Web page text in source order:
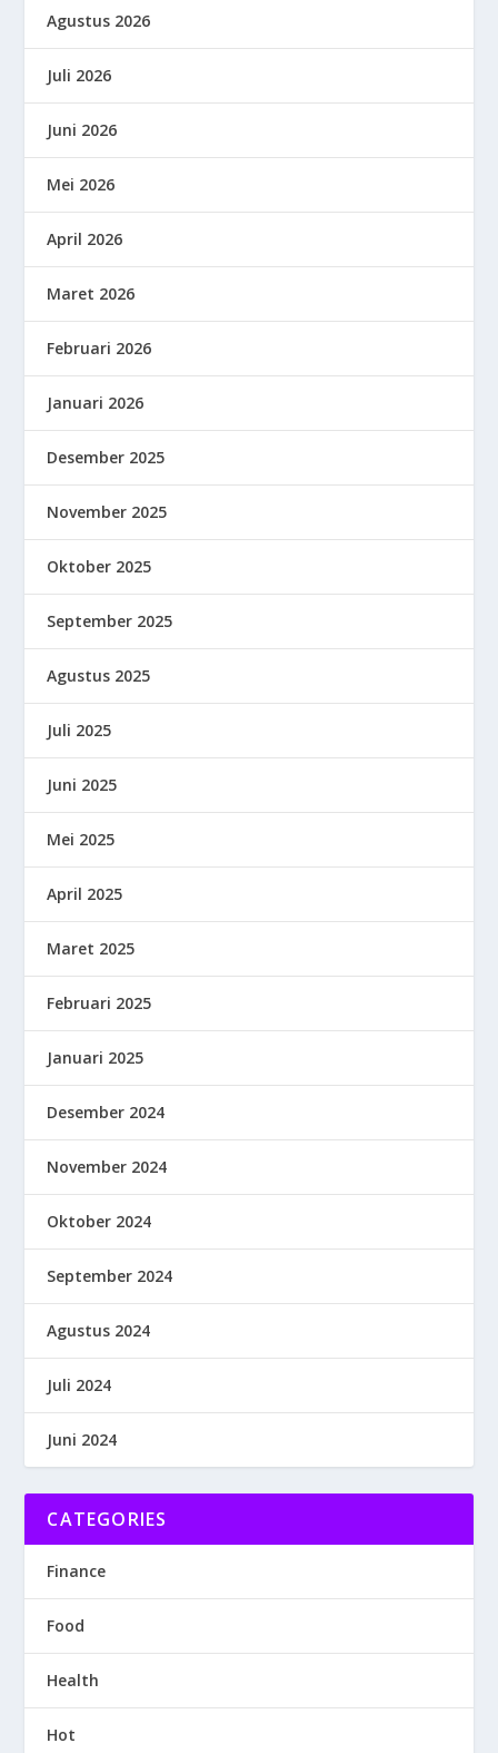
Agustus 2026
Juli 2026
Juni 2026
Mei 2026
April 2026
Maret 2026
Februari 2026
Januari 2026
Desember 2025
November 2025
Oktober 2025
September 2025
Agustus 2025
Juli 2025
Juni 2025
Mei 2025
April 2025
Maret 2025
Februari 2025
Januari 2025
Desember 2024
November 2024
Oktober 2024
September 2024
Agustus 2024
Juli 2024
Juni 2024
CATEGORIES
Finance
Food
Health
Hot